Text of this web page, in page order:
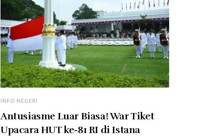
INFO NEGERI
Antusiasme Luar Biasa! War Tiket
Upacara HUT ke-81 RI di Istana